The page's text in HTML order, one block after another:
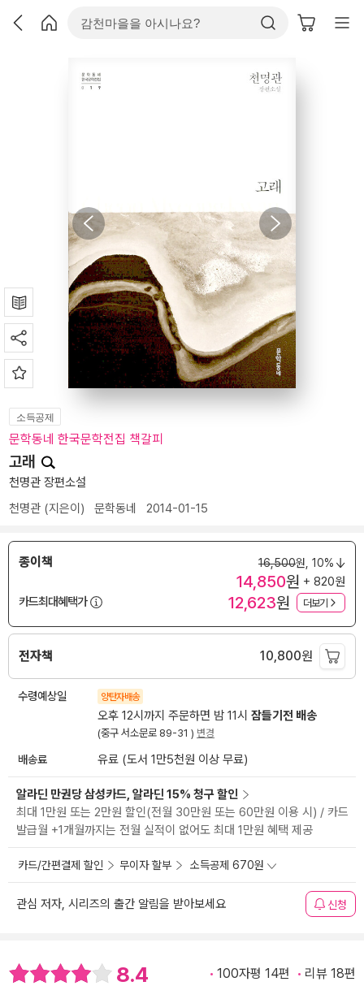
소득공제
문학동네 한국문학전집 책갈피
고래
천명관 장편소설
천명관 (지은이) 문학동네 2014-01-15
종이책 16,500원, 10%
14,850원 + 820원
카드최대혜택가
12,623원 더보기
전자책 10,800원
수령예상일 양탄자배송
오후 12시까지 주문하면 밤 11시 잠들기전 배송
(중구 서소문로 89-31 ) 변경
배송료 유료 (도서 1만5천원 이상 무료)
알라딘 만권당 삼성카드, 알라딘 15% 청구 할인
최대 1만원 또는 2만원 할인(전월 30만원 또는 60만원 이용 시) / 카드
발급월 +1개월까지는 전월 실적이 없어도 최대 1만원 혜택 제공
카드/간편결제 할인 무이자 할부 소득공제 670원
관심 저자, 시리즈의 출간 알림을 받아보세요 신청
8.4 100자평 14편 리뷰 18편